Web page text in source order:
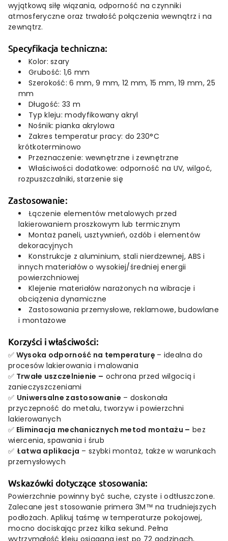
wyjątkowąsiłę wiązania, odporność naczynniki
atmosferyczneoraz trwałośćpołączenia wewnątrzina
zewnątrz.
Specyfikacja techniczna:
Kolor:szary
Grubość: 1,6 mm
Szerokość:6 mm,9 mm, 12 mm,15 mm,19mm,25
mm
Długość: 33 m
Typkleju:modyfikowanyakryl
Nośnik:pianka akrylowa
Zakres temperaturpracy: do230°C
krótkoterminowo
Przeznaczenie: wewnętrzne i zewnętrzne
Właściwości dodatkowe: odporność na UV,wilgoć,
rozpuszczalniki,starzeniesię
Zastosowanie:
Łączenie elementów metalowychprzed
lakierowaniemproszkowym lub termicznym
Montażpaneli, usztywnień,ozdób i elementów
dekoracyjnych
Konstrukcje zaluminium, stalinierdzewnej,ABSi
innychmateriałówowysokiej/średniejenergii
powierzchniowej
Klejenie materiałównarażonychnawibracje i
obciążeniadynamiczne
Zastosowania przemysłowe, reklamowe,budowlane
i montażowe
Korzyści iwłaściwości:
✅ Wysoka odporność na temperaturę – idealnado
procesów lakierowania imalowania
✅ Trwałe uszczelnienie – ochrona przed wilgociąi
zanieczyszczeniami
✅ Uniwersalne zastosowanie – doskonała
przyczepność do metalu, tworzyw ipowierzchni
lakierowanych
✅ Eliminacja mechanicznych metod montażu – bez
wiercenia,spawaniai śrub
✅ Łatwa aplikacja –szybkimontaż, takżew warunkach
przemysłowych
Wskazówkidotyczącestosowania:
Powierzchnie powinnybyć suche, czyste iodtłuszczone.
Zalecane jeststosowanie primera 3M™na trudniejszych
podłożach.Aplikuj taśmę w temperaturzepokojowej,
mocno dociskającprzez kilka sekund.Pełna